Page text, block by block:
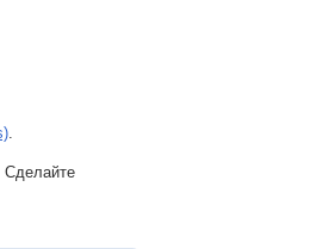
.
Сделайте